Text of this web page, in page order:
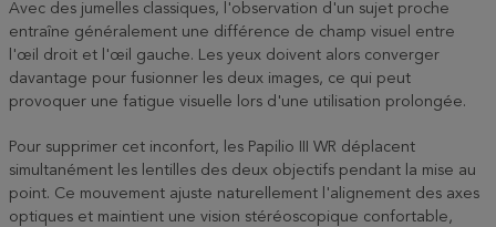
Avec des jumelles classiques, l'observation d'un sujet proche
entraîne généralement une différence de champ visuel entre
l'œil droit et l'œil gauche. Les yeux doivent alors converger
davantage pour fusionner les deux images, ce qui peut
provoquer une fatigue visuelle lors d'une utilisation prolongée.
Pour supprimer cet inconfort, les Papilio III WR déplacent
simultanément les lentilles des deux objectifs pendant la mise au
point. Ce mouvement ajuste naturellement l'alignement des axes
optiques et maintient une vision stéréoscopique confortable,